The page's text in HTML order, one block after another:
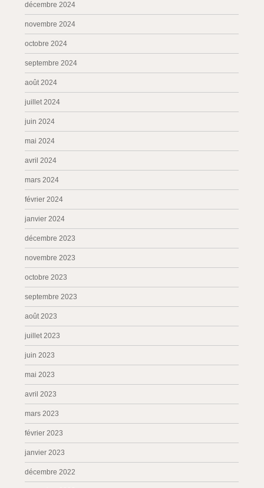
décembre 2024
novembre 2024
octobre 2024
septembre 2024
août 2024
juillet 2024
juin 2024
mai 2024
avril 2024
mars 2024
février 2024
janvier 2024
décembre 2023
novembre 2023
octobre 2023
septembre 2023
août 2023
juillet 2023
juin 2023
mai 2023
avril 2023
mars 2023
février 2023
janvier 2023
décembre 2022